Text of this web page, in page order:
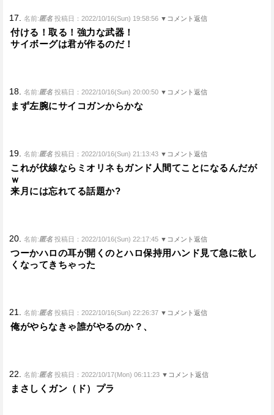
17. 名前:匿名 投稿日：2022/10/16(Sun) 19:58:56 ▼コメント返信
付ける！取る！強力な武器！
サイボーグは君が作るのだ！
18. 名前:匿名 投稿日：2022/10/16(Sun) 20:00:50 ▼コメント返信
まず左腕にサイコガンからかな
19. 名前:匿名 投稿日：2022/10/16(Sun) 21:13:43 ▼コメント返信
これが伏線ならミオリネもガンド人間てことになるんだが
ｗ
来月には忘れてる話題か?
20. 名前:匿名 投稿日：2022/10/16(Sun) 22:17:45 ▼コメント返信
つーかハロの耳が開くのとハロ保持用ハンド見て急に欲し
くなってきちゃった
21. 名前:匿名 投稿日：2022/10/16(Sun) 22:26:37 ▼コメント返信
俺がやらなきゃ誰がやるのか？、
22. 名前:匿名 投稿日：2022/10/17(Mon) 06:11:23 ▼コメント返信
まさしくガン（ド）プラ